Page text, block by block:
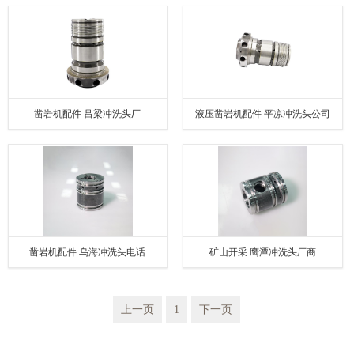
凿岩机配件 吕梁冲洗头厂 液压凿岩机配件 平凉冲洗头公司
凿岩机配件 乌海冲洗头电话 矿山开采 鹰潭冲洗头厂商
上一页 1 下一页